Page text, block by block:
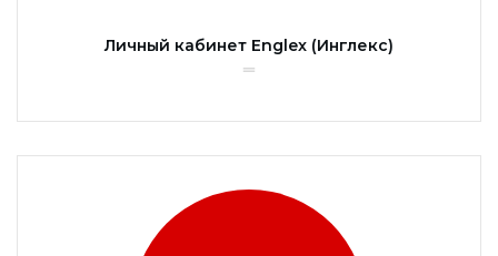
Личный кабинет Englex (Инглекс)